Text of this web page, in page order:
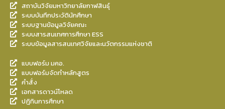
สถาบันวิจัยมหาวิทยาลัยกาฬสินธุ์
ระบบบันทึกประวัตินักศึกษา
ระบบฐานข้อมูลวิจัยคณะ
ระบบสารสนเทศการศึกษา ESS
ระบบข้อมูลสารสนเทศวิจัยและนวัตกรรมแห่งชาติ
แบบฟอร์ม มคอ.
แบบฟอร์มจัดทำหลักสูตร
คำสั่ง
เอกสารดาวน์โหลด
ปฎิทินการศึกษา